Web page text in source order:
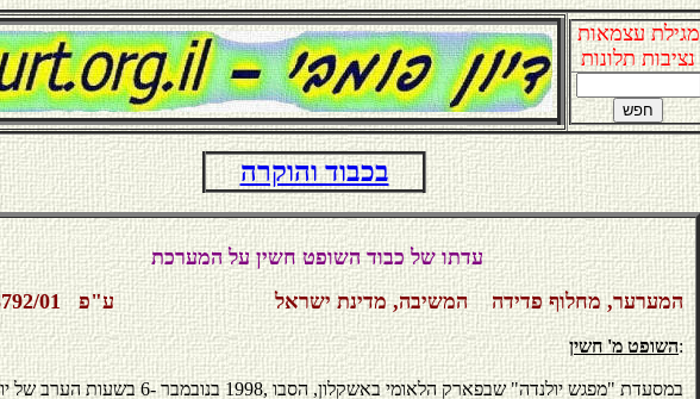
מגילת עצמאות
נציבות תלונות
בכבוד והוקרה
עדתו של כבוד השופט חשין על המערכת
01ע"פ המשיבה, מדינת ישראל המערער, מחלוף פדידה
השופט מ' חשין: